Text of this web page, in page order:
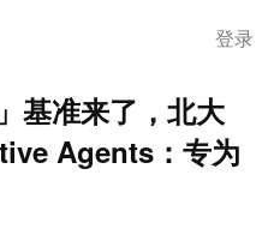
登录
基准来了，北大
Agents：专为